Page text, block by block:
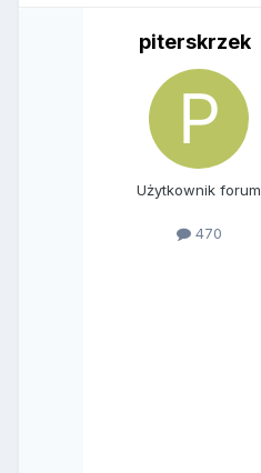
piterskrzek
Użytkownik forum
470